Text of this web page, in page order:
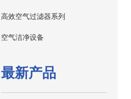
高效空气过滤器系列
空气洁净设备
最新产品